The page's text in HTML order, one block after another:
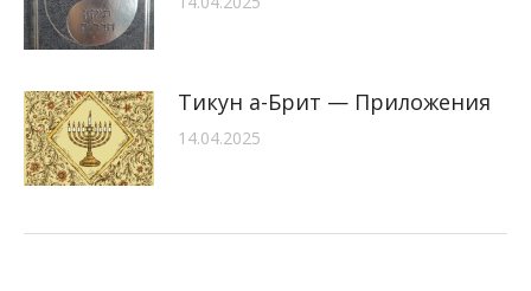
Тикун а-Брит — Приложения
14.04.2025